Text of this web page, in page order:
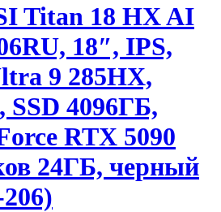
Titan 18 HX AI
18″, IPS,
9 285HX,
SSD 4096ГБ,
RTX 5090
24ГБ, черный